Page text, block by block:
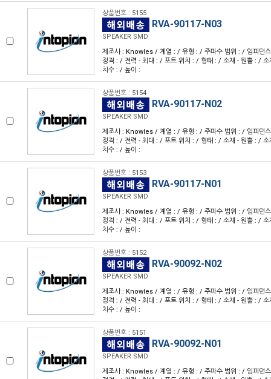
상품번호 : 5155
RVA-90117-N03
SPEAKER SMD
제조사 : Knowles / 계열 : / 유형 : / 주파수 범위 : / 임피던
정격 : / 전력 - 최대 : / 포트 위치 : / 형태 : / 소재 - 원뿔 : /
치수 : / 높이 :
상품번호 : 5154
RVA-90117-N02
SPEAKER SMD
제조사 : Knowles / 계열 : / 유형 : / 주파수 범위 : / 임피던
정격 : / 전력 - 최대 : / 포트 위치 : / 형태 : / 소재 - 원뿔 : /
치수 : / 높이 :
상품번호 : 5153
RVA-90117-N01
SPEAKER SMD
제조사 : Knowles / 계열 : / 유형 : / 주파수 범위 : / 임피던
정격 : / 전력 - 최대 : / 포트 위치 : / 형태 : / 소재 - 원뿔 : /
치수 : / 높이 :
상품번호 : 5152
RVA-90092-N02
SPEAKER SMD
제조사 : Knowles / 계열 : / 유형 : / 주파수 범위 : / 임피던
정격 : / 전력 - 최대 : / 포트 위치 : / 형태 : / 소재 - 원뿔 : /
치수 : / 높이 :
상품번호 : 5151
RVA-90092-N01
SPEAKER SMD
제조사 : Knowles / 계열 : / 유형 : / 주파수 범위 : / 임피던